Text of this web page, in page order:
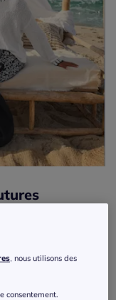
, nous utilisons des
consentement.